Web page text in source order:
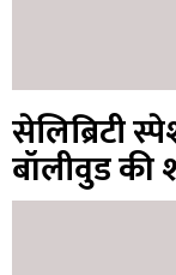
सेलिब्रिटी
बॉलीवुड की